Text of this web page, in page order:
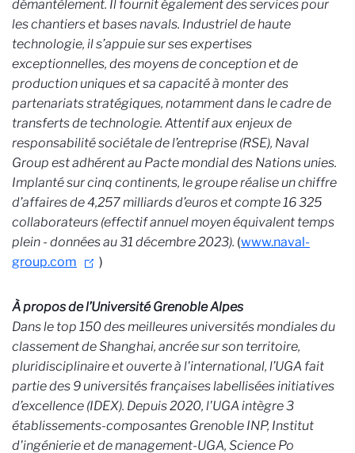
démantèlement. Il fournit également des services pour
les chantiers et bases navals. Industriel de haute
technologie, il s’appuie sur ses expertises
exceptionnelles, des moyens de conception et de
production uniques et sa capacité à monter des
partenariats stratégiques, notamment dans le cadre de
transferts de technologie. Attentif aux enjeux de
responsabilité sociétale de l’entreprise (RSE), Naval
Group est adhérent au Pacte mondial des Nations unies.
Implanté sur cinq continents, le groupe réalise un chiffre
d’affaires de 4,257 milliards d’euros et compte 16 325
collaborateurs (effectif annuel moyen équivalent temps
plein - données au 31 décembre 2023). (www.naval-
group.com
)
À propos de l’Université Grenoble Alpes
Dans le top 150 des meilleures universités mondiales du
classement de Shanghai, ancrée sur son territoire,
pluridisciplinaire et ouverte à l'international, l’UGA fait
partie des 9 universités françaises labellisées initiatives
d’excellence (IDEX). Depuis 2020, l'UGA intègre 3
établissements-composantes Grenoble INP, Institut
d'ingénierie et de management-UGA, Science Po